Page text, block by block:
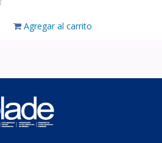
Agregar al carrito